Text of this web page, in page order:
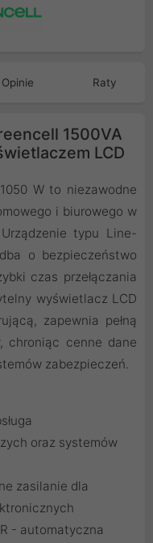
Opinie Raty
1500VA
LCD
W to niezawodne
i biurowego w
typu Line-
o bezpieczeństwo
czas przełączania
wyświetlacz LCD
zapewnia pełną
chroniąc cenne dane
zabezpieczeń.
oraz systemów
zasilanie dla
- automatyczna